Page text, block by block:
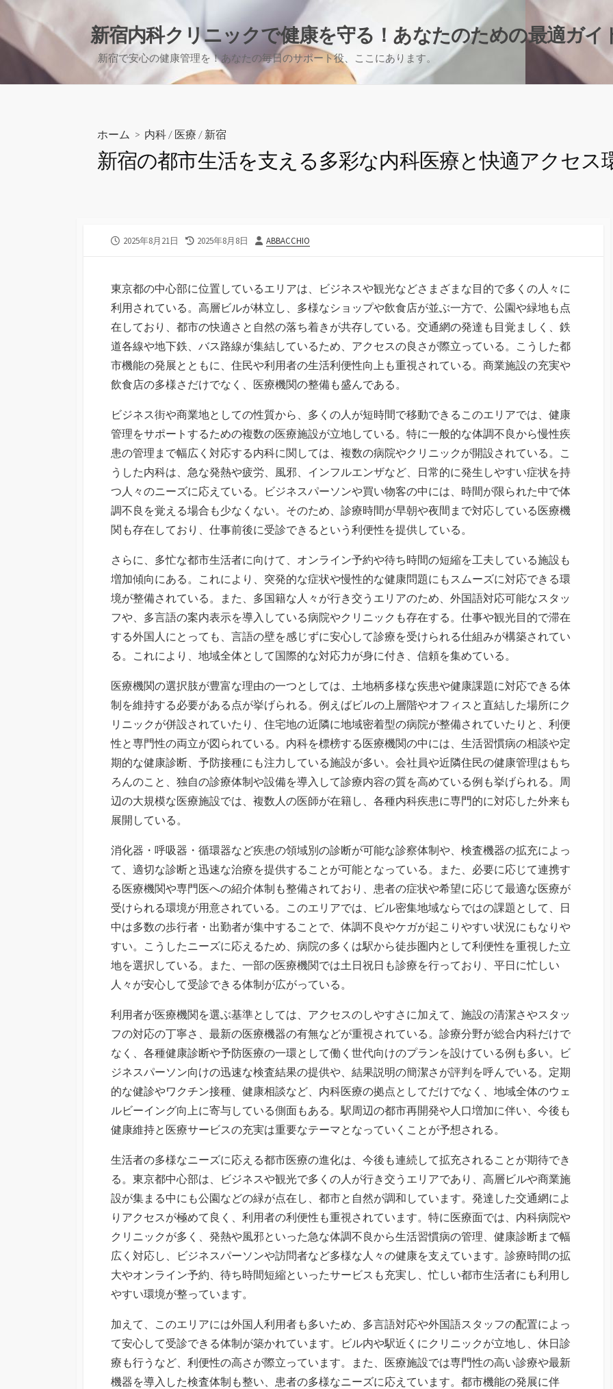
コ
テ
新宿内科クリニックで健康を守る！あなたのための最適ガイ
新宿で安心の健康管理を！あなたの毎日のサポート役、ここにあります。
ホーム > 内科 / 医療 / 新宿
新宿の都市生活を支える多彩な内科医療と快適アクセス
公
2025年8月21日
最
日
2025年8月8日
投
ABBACCHIO
東京都の中心部に位置しているエリアは、ビジネスや観光などさまざまな目的で多くの人々に
利用されている。 高層ビルが林立し、多様なショップや飲食店が並ぶ一方で、公園や緑地も点
在しており、都市の快適さと自然の落ち着きが共存している。交通網の発達も目覚ましく、鉄
道各線や地下鉄、バス路線が集結しているため、アクセスの良さが際立っている。こうした都
市機能の発展とともに、住民や利用者の生活利便性向上も重視されている。商業施設の充実や
飲食店の多様さだけでなく、医療機関の整備も盛んである。
ビジネス街や商業地としての性質から、多くの人が短時間で移動できるこのエリアでは、健康
管理をサポートするための複数の医療施設が立地している。特に一般的な体調不良から慢性疾
患の管理まで幅広く対応する内科に関しては、複数の病院やクリニックが開設されている。こ
うした内科は、急な発熱や疲労、風邪、インフルエンザなど、日常的に発生しやすい症状を持
つ人々のニーズに応えている。ビジネスパーソンや買い物客の中には、時間が限られた中で体
調不良を覚える場合も少なくない。そのため、診療時間が早朝や夜間まで対応している医療機
関も存在しており、仕事前後に受診できるという利便性を提供している。
さらに、多忙な都市生活者に向けて、オンライン予約や待ち時間の短縮を工夫している施設も
増加傾向にある。これにより、突発的な症状や慢性的な健康問題にもスムーズに対応できる環
境が整備されている。また、多国籍な人々が行き交うエリアのため、外国語対応可能なスタッ
フや、多言語の案内表示を導入している病院やクリニックも存在する。仕事や観光目的で滞在
する外国人にとっても、言語の壁を感じずに安心して診療を受けられる仕組みが構築されてい
る。これにより、地域全体として国際的な対応力が身に付き、信頼を集めている。
医療機関の選択肢が豊富な理由の一つとしては、土地柄多様な疾患や健康課題に対応できる体
制を維持する必要がある点が挙げられる。例えばビルの上層階やオフィスと直結した場所にク
リニックが併設されていたり、住宅地の近隣に地域密着型の病院が整備されていたりと、利便
性と専門性の両立が図られている。内科を標榜する医療機関の中には、生活習慣病の相談や定
期的な健康診断、予防接種にも注力している施設が多い。会社員や近隣住民の健康管理はもち
ろんのこと、独自の診療体制や設備を導入して診療内容の質を高めている例も挙げられる。周
辺の大規模な医療施設では、複数人の医師が在籍し、各種内科疾患に専門的に対応した外来も
展開している。
消化器・呼吸器・循環器など疾患の領域別の診断が可能な診察体制や、検査機器の拡充によっ
て、適切な診断と迅速な治療を提供することが可能となっている。また、必要に応じて連携す
る医療機関や専門医への紹介体制も整備されており、患者の症状や希望に応じて最適な医療が
受けられる環境が用意されている。このエリアでは、ビル密集地域ならではの課題として、日
中は多数の歩行者・出勤者が集中することで、体調不良やケガが起こりやすい状況にもなりや
すい。こうしたニーズに応えるため、病院の多くは駅から徒歩圏内として利便性を重視した立
地を選択している。また、一部の医療機関では土日祝日も診療を行っており、平日に忙しい
人々が安心して受診できる体制が広がっている。
利用者が医療機関を選ぶ基準としては、アクセスのしやすさに加えて、施設の清潔さやスタッ
フの対応の丁寧さ、最新の医療機器の有無などが重視されている。診療分野が総合内科だけで
なく、各種健康診断や予防医療の一環として働く世代向けのプランを設けている例も多い。ビ
ジネスパーソン向けの迅速な検査結果の提供や、結果説明の簡潔さが評判を呼んでいる。定期
的な健診やワクチン接種、健康相談など、内科医療の拠点としてだけでなく、地域全体のウェ
ルビーイング向上に寄与している側面もある。駅周辺の都市再開発や人口増加に伴い、今後も
健康維持と医療サービスの充実は重要なテーマとなっていくことが予想される。
生活者の多様なニーズに応える都市医療の進化は、今後も連続して拡充されることが期待でき
る。東京都中心部は、ビジネスや観光で多くの人が行き交うエリアであり、高層ビルや商業施
設が集まる中にも公園などの緑が点在し、都市と自然が調和しています。発達した交通網によ
りアクセスが極めて良く、利用者の利便性も重視されています。特に医療面では、内科病院や
クリニックが多く、発熱や風邪といった急な体調不良から生活習慣病の管理、健康診断まで幅
広く対応し、ビジネスパーソンや訪問者など多様な人々の健康を支えています。診療時間の拡
大やオンライン予約、待ち時間短縮といったサービスも充実し、忙しい都市生活者にも利用し
やすい環境が整っています。
加えて、このエリアには外国人利用者も多いため、多言語対応や外国語スタッフの配置によっ
て安心して受診できる体制が築かれています。ビル内や駅近くにクリニックが立地し、休日診
療も行うなど、利便性の高さが際立っています。また、医療施設では専門性の高い診療や最新
機器を導入した検査体制も整い、患者の多様なニーズに応えています。都市機能の発展に伴